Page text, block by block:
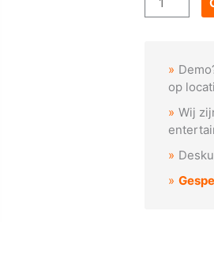
-
op
Wij